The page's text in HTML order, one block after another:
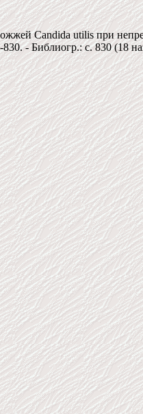
Candida utilis при
- Библиогр.: c. 830 (18